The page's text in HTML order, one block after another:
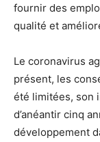
fournir des
qualité et
Le coronavirus
présent, les
été limitées, son
d’anéantir cinq
développement